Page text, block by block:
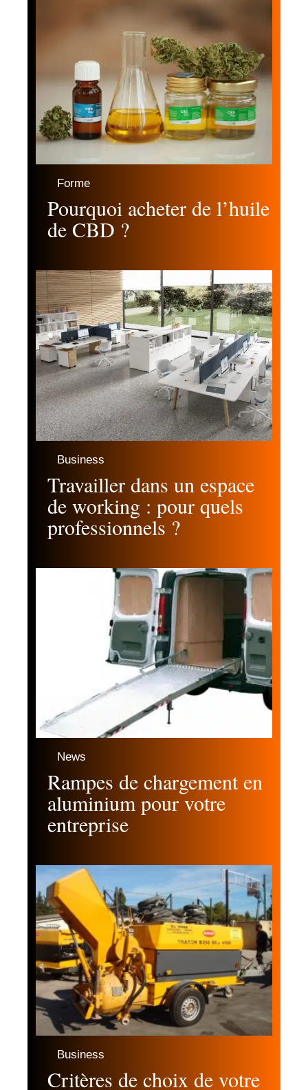
Forme
Pourquoi acheter de l’huile
de CBD ?
Business
Travailler dans un espace
de working : pour quels
professionnels ?
News
Rampes de chargement en
aluminium pour votre
entreprise
Business
Critères de choix de votre